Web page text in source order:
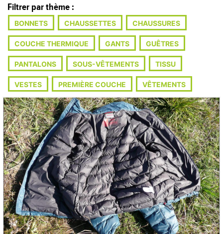
Filtrer par thème :
BONNETS CHAUSSETTES CHAUSSURES
COUCHE THERMIQUE GANTS GUÊTRES
PANTALONS SOUS-VÊTEMENTS TISSU
VESTES PREMIÈRE COUCHE VÊTEMENTS
LIRE L'ARTICLE